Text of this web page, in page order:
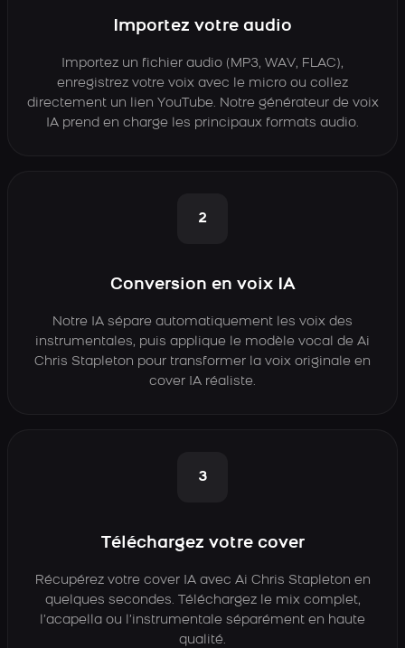
Importez votre audio
Importez un fichier audio (MP3, WAV, FLAC),
enregistrez votre voix avec le micro ou collez
directement un lien YouTube. Notre générateur de voix
IA prend en charge les principaux formats audio.
2
Conversion en voix IA
Notre IA sépare automatiquement les voix des
instrumentales, puis applique le modèle vocal de Ai
Chris Stapleton pour transformer la voix originale en
cover IA réaliste.
3
Téléchargez votre cover
Récupérez votre cover IA avec Ai Chris Stapleton en
quelques secondes. Téléchargez le mix complet,
l’acapella ou l’instrumentale séparément en haute
qualité.